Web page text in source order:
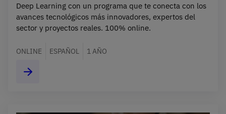
Deep Learning con un programa que te conecta con los
avances tecnológicos más innovadores, expertos del
sector y proyectos reales. 100% online.
ONLINE ESPAÑOL 1 AÑO